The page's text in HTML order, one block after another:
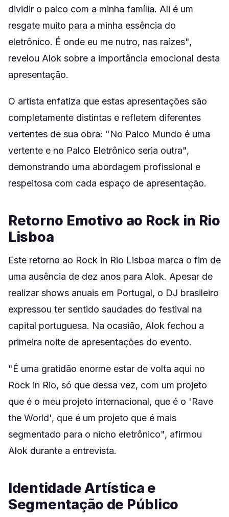
dividir o palco com a minha família. Ali é um
resgate muito para a minha essência do
eletrônico. É onde eu me nutro, nas raízes",
revelou Alok sobre a importância emocional desta
apresentação.
O artista enfatiza que estas apresentações são
completamente distintas e refletem diferentes
vertentes de sua obra: "No Palco Mundo é uma
vertente e no Palco Eletrônico seria outra",
demonstrando uma abordagem profissional e
respeitosa com cada espaço de apresentação.
Retorno Emotivo ao Rock in Rio
Lisboa
Este retorno ao Rock in Rio Lisboa marca o fim de
uma ausência de dez anos para Alok. Apesar de
realizar shows anuais em Portugal, o DJ brasileiro
expressou ter sentido saudades do festival na
capital portuguesa. Na ocasião, Alok fechou a
primeira noite de apresentações do evento.
"É uma gratidão enorme estar de volta aqui no
Rock in Rio, só que dessa vez, com um projeto
que é o meu projeto internacional, que é o 'Rave
the World', que é um projeto que é mais
segmentado para o nicho eletrônico", afirmou
Alok durante a entrevista.
Identidade Artística e
Segmentação de Público